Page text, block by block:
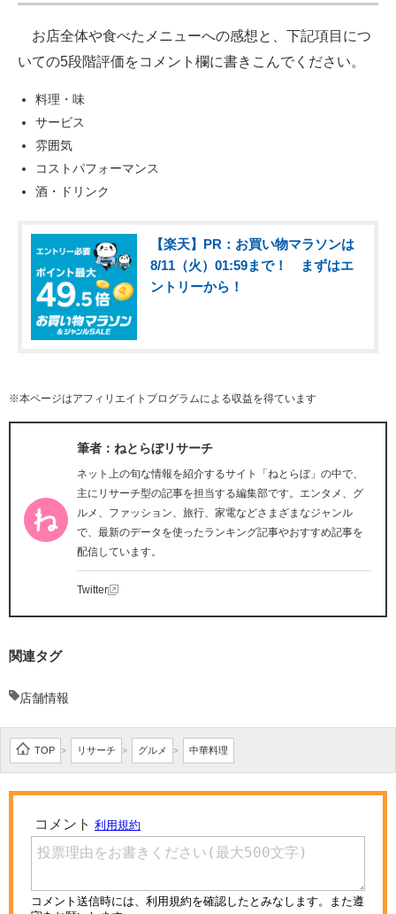
お店全体や食べたメニューへの感想と、下記項目につ
いての5段階評価をコメント欄に書きこんでください。
料理・味
サービス
雰囲気
コストパフォーマンス
酒・ドリンク
【楽天】PR：お買い物マラソンは
8/11（火）01:59まで！ まずはエ
ントリーから！
※本ページはアフィリエイトプログラムによる収益を得ています
筆者：ねとらぼリサーチ
ネット上の旬な情報を紹介するサイト「ねとらぼ」の中で、
主にリサーチ型の記事を担当する編集部です。エンタメ、グ
ルメ、ファッション、旅行、家電などさまざまなジャンル
で、最新のデータを使ったランキング記事やおすすめ記事を
配信しています。
Twitter
関連タグ
店舗情報
TOP > リサーチ > グルメ > 中華料理